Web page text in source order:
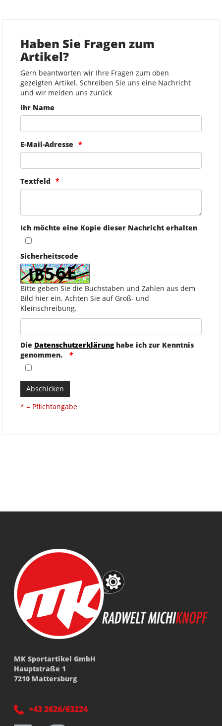
Haben Sie Fragen zum
Artikel?
Gern beantworten wir Ihre Fragen zum oben
gezeigten Artikel. Schreiben Sie uns eine Nachricht
und wir melden uns zurück
Ihr Name
E-Mail-Adresse
Textfeld
Ich möchte eine Kopie dieser Nachricht erhalten
Sicherheitscode
Bitte geben Sie die Buchstaben und Zahlen aus dem
Bild hier ein. Achten Sie auf Groß- und
Kleinschreibung.
Die Datenschutzerklärunghabe ich zur Kenntnis
genommen.
Abschicken
* = Pflichtangabe
MK Sportartikel GmbH
Hauptstraße 1
7210 Mattersburg
+43 2626/63224